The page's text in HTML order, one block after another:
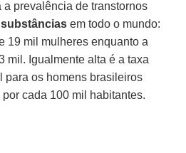
a prevalência de transtornos
em todo o mundo:
19 mil mulheres enquanto a
mil. Igualmente alta é a taxa
para os homens brasileiros
cada 100 mil habitantes.